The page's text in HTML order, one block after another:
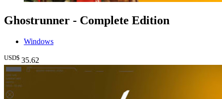
Ghostrunner - Complete Edition
Windows
USD$ 35.62